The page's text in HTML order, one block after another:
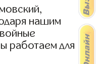
нашим
работаем для